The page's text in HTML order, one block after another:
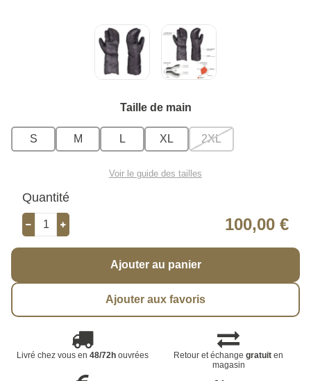
Taille de main
S M L XL 2XL
Voir le guide des tailles
Quantité
100,00 €
Ajouter au panier
Ajouter aux favoris
Livré chez vous en 48/72houvrées Retour et échangegratuit en
magasin